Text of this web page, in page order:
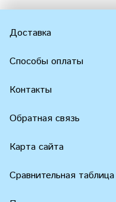
Доставка
Способы оплаты
Контакты
Обратная связь
Карта сайта
Сравнительная